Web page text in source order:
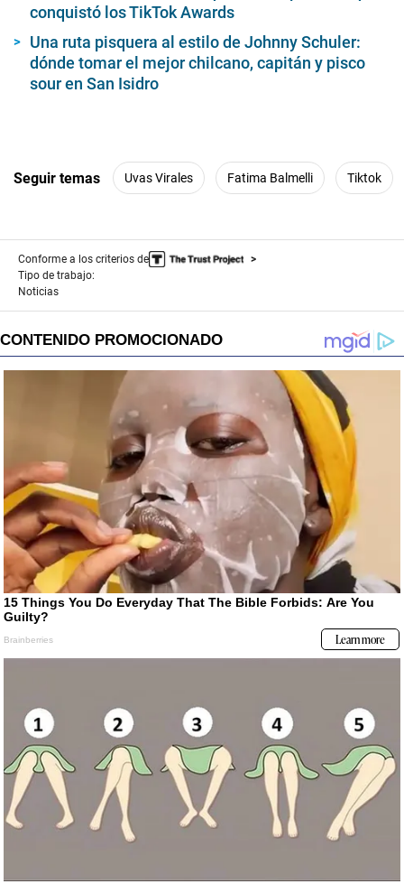
conquistó los TikTok Awards
Una ruta pisquera al estilo de Johnny Schuler:
dónde tomar el mejor chilcano, capitán y pisco
sour en San Isidro
Seguir temas Uvas Virales Fatima Balmelli Tiktok
Conforme a los criterios de
Tipo de trabajo:
Noticias